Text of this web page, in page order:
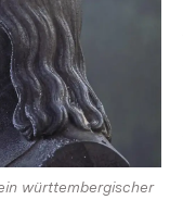
württembergischer